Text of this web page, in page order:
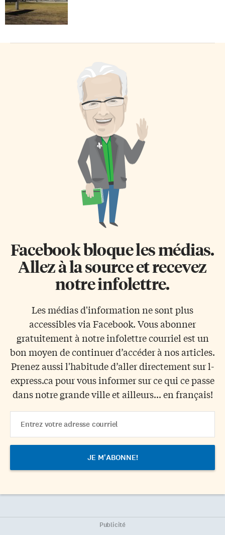
Facebook bloque les médias.
Allez à la source et recevez
notre infolettre.
Les médias d'information ne sont plus
accessibles via Facebook. Vous abonner
gratuitement à notre infolettre courriel est un
bon moyen de continuer d’accéder à nos articles.
Prenez aussi l'habitude d’aller directement sur l-
express.ca pour vous informer sur ce qui ce passe
dans notre grande ville et ailleurs... en français!
Address
Publicité